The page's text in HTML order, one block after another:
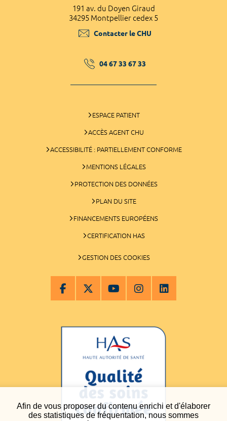
Afin de vous proposer du contenu enrichi et d'élaborer
des statistiques de fréquentation, nous sommes
191 av. du Doyen Giraud
34295 Montpellier cedex 5
Contacter le CHU
04 67 33 67 33
ESPACE PATIENT
ACCÈS AGENT CHU
ACCESSIBILITÉ : PARTIELLEMENT CONFORME
MENTIONS LÉGALES
PROTECTION DES DONNÉES
PLAN DU SITE
FINANCEMENTS EUROPÉENS
CERTIFICATION HAS
GESTION DES COOKIES